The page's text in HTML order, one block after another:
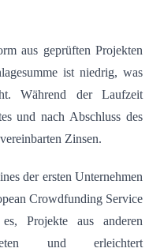
aus geprüften Projekten
ist niedrig, was
Während der Laufzeit
und nach Abschluss des
Zinsen.
der ersten Unternehmen
Crowdfunding Service
Projekte aus anderen
und erleichtert